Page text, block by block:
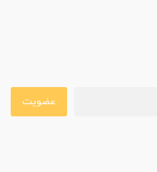
عضویت